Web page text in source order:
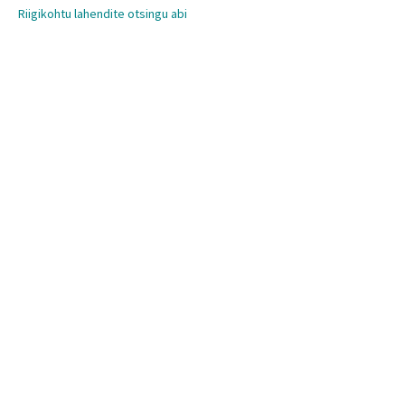
Riigikohtu lahendite otsingu abi